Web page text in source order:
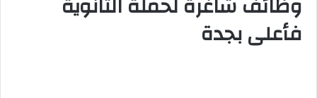
فأعلى بجدة